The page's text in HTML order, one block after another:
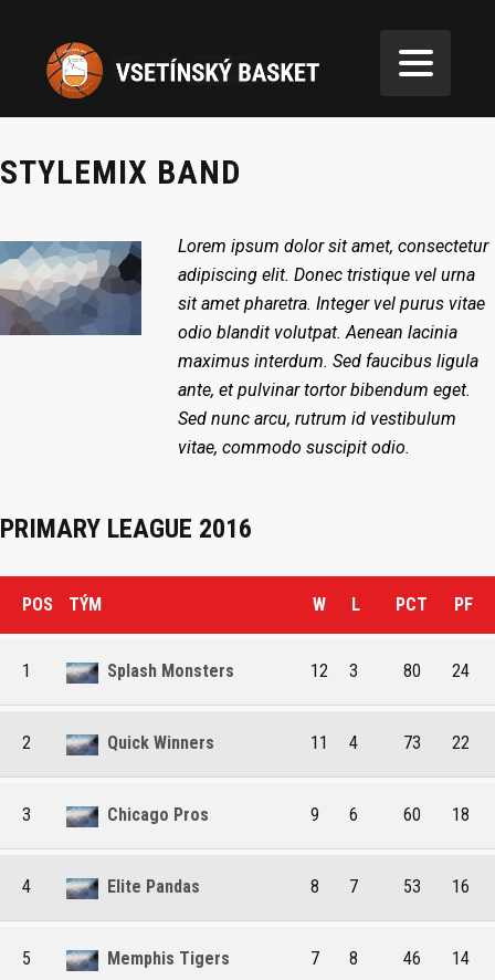
STYLEMIX BAND
Lorem ipsum dolor sit amet, consectetur
adipiscing elit. Donec tristique vel urna
sit amet pharetra. Integer vel purus vitae
odio blandit volutpat. Aenean lacinia
maximus interdum. Sed faucibus ligula
ante, et pulvinar tortor bibendum eget.
Sed nunc arcu, rutrum id vestibulum
vitae, commodo suscipit odio.
PRIMARY LEAGUE 2016
POS TÝM W L PCT PF
1 Splash Monsters 12 3 80 24
2 Quick Winners 11 4 73 22
3 Chicago Pros 9 6 60 18
4 Elite Pandas 8 7 53 16
5 Memphis Tigers 7 8 46 14